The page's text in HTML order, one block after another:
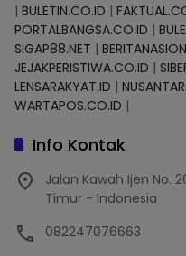
| BULETIN.CO.ID |
PORTALBANGSA.CO.ID |
SIGAP88.NET |
JEJAKPERISTIWA.CO.ID |
LENSARAKYAT.ID |
WARTAPOS.CO.ID |
Info Kontak
Jalan Kawah Ijen No.
Timur - Indonesia
082247076663